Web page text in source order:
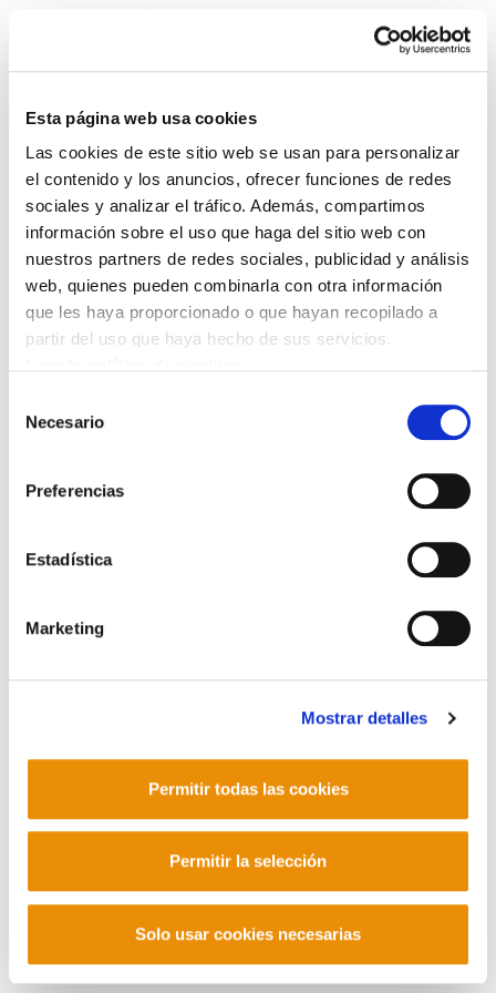
Esta página web usa cookies
Las cookies de este sitio web se usan para personalizar
el contenido y los anuncios, ofrecer funciones de redes
sociales y analizar el tráfico. Además, compartimos
información sobre el uso que haga del sitio web con
nuestros partners de redes sociales, publicidad y análisis
web, quienes pueden combinarla con otra información
que les haya proporcionado o que hayan recopilado a
partir del uso que haya hecho de sus servicios.
Necesario
Preferencias
Estadística
Marketing
Mostrar detalles
Permitir todas las cookies
Permitir la selección
Solo usar cookies necesarias
Sindikalgintza 448
Sindikalgintza 448.PDF11.5 MB
POLÍTICA DE COOKIES
CANAL DE INFORMACIÓN
POLÍTICA DE PRIVACIDAD
MAPA DEL SITIO
ACCESIBILIDAD
Barrainkua 13 - 48009 Bilbo -
Telf. +33 (0) 559 25 65 52
Mastodon